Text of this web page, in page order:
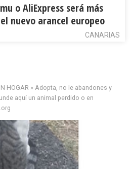
o AliExpress será más
nuevo arancel europeo
CANARIAS
HOGAR » Adopta, no le abandones y
aquí un animal perdido o en